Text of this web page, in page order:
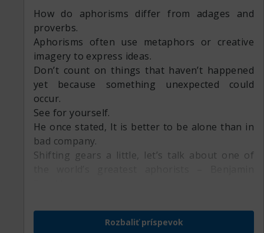
How do aphorisms differ from adages and
proverbs.
Aphorisms often use metaphors or creative
imagery to express ideas.
Don’t count on things that haven’t happened
yet because something unexpected could
occur.
See for yourself.
He once stated, It is better to be alone than in
bad company.
Shifting gears a little, let’s talk about one of
Their direct, witty approach is what makes
these self-evident truths powerful.
Rozbaliť príspevok